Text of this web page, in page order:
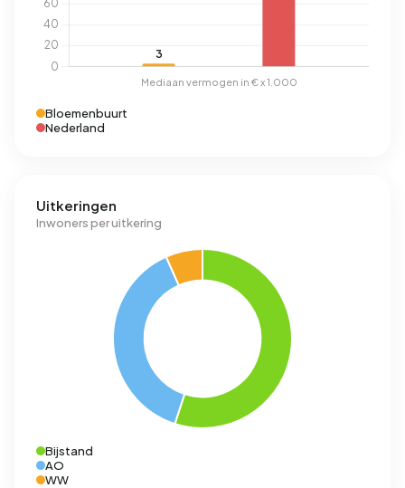
Bloemenbuurt
Nederland
Uitkeringen
Inwoners per uitkering
Bijstand
AO
WW